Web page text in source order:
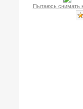
Пытаюсь снимать